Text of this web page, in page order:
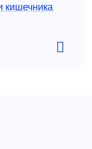
кишечника